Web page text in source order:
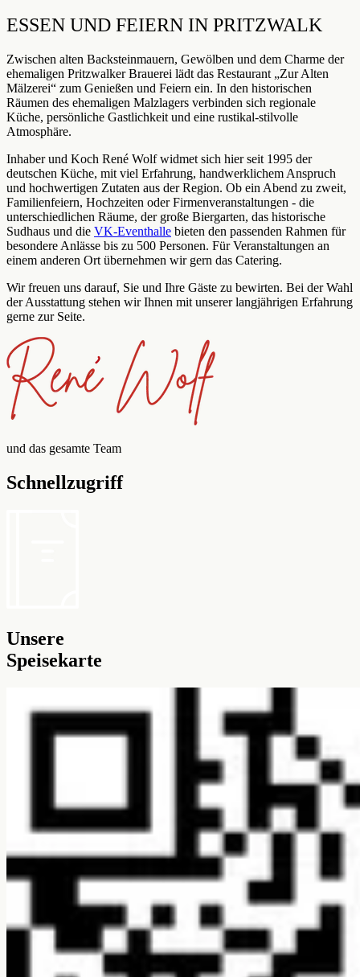
ESSEN UND FEIERN IN PRITZWALK
Zwischen alten Backsteinmauern, Gewölben und dem Charme der
ehemaligen Pritzwalker Brauerei lädt das Restaurant „Zur Alten
Mälzerei“ zum Genießen und Feiern ein. In den historischen
Räumen des ehemaligen Malzlagers verbinden sich regionale
Küche, persönliche Gastlichkeit und eine rustikal-stilvolle
Atmosphäre.
Inhaber und Koch René Wolf widmet sich hier seit 1995 der
deutschen Küche, mit viel Erfahrung, handwerklichem Anspruch
und hochwertigen Zutaten aus der Region. Ob ein Abend zu zweit,
Familienfeiern, Hochzeiten oder Firmenveranstaltungen - die
unterschiedlichen Räume, der große Biergarten, das historische
Sudhaus und die VK-Eventhalle bieten den passenden Rahmen für
besondere Anlässe bis zu 500 Personen. Für Veranstaltungen an
einem anderen Ort übernehmen wir gern das Catering.
Wir freuen uns darauf, Sie und Ihre Gäste zu bewirten. Bei der Wahl
der Ausstattung stehen wir Ihnen mit unserer langjährigen Erfahrung
gerne zur Seite.
und das gesamte Team
Schnellzugriff
Unsere
Speisekarte